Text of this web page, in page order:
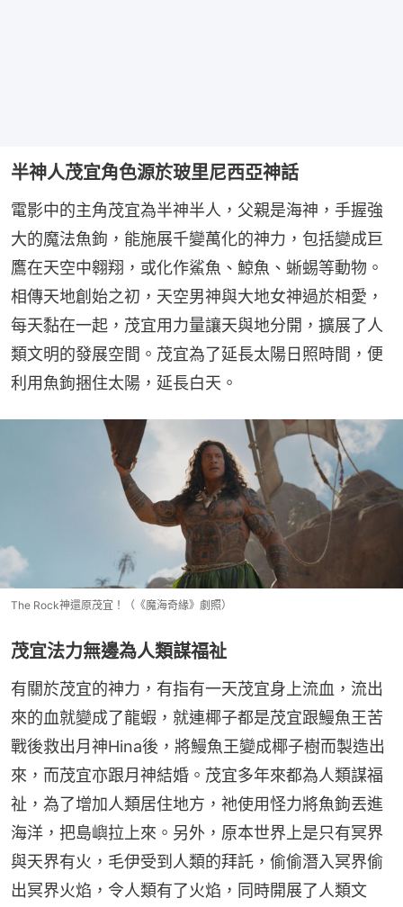
半神人茂宜角色源於玻里尼西亞神話
電影中的主角茂宜為半神半人，父親是海神，手握強
大的魔法魚鉤，能施展千變萬化的神力，包括變成巨
鷹在天空中翱翔，或化作鯊魚、鯨魚、蜥蜴等動物。
相傳天地創始之初，天空男神與大地女神過於相愛，
每天黏在一起，茂宜用力量讓天與地分開，擴展了人
類文明的發展空間。茂宜為了延長太陽日照時間，便
利用魚鉤捆住太陽，延長白天。
The Rock神還原茂宜！（《魔海奇緣》劇照）
茂宜法力無邊為人類謀福祉
有關於茂宜的神力，有指有一天茂宜身上流血，流出
來的血就變成了龍蝦，就連椰子都是茂宜跟鰻魚王苦
戰後救出月神Hina後，將鰻魚王變成椰子樹而製造出
來，而茂宜亦跟月神結婚。茂宜多年來都為人類謀福
祉，為了增加人類居住地方，祂使用怪力將魚鉤丟進
海洋，把島嶼拉上來。另外，原本世界上是只有冥界
與天界有火，毛伊受到人類的拜託，偷偷潛入冥界偷
出冥界火焰，令人類有了火焰，同時開展了人類文